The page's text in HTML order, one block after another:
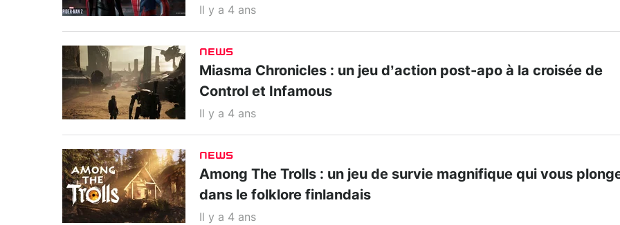
Il y a 4 ans
NEWS
Miasma Chronicles : un jeu d’action post-apo à la croisée de
Control et Infamous
Il y a 4 ans
NEWS
Among The Trolls : un jeu de survie magnifique qui vous
dans le folklore finlandais
Il y a 4 ans